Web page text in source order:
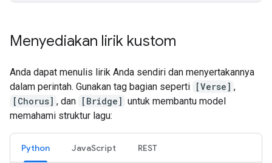
Menyediakan lirik kustom
Anda dapat menulis lirik Anda sendiri dan menyertakannya
dalam perintah. Gunakan tag bagian seperti [Verse] ,
[Chorus] , dan [Bridge] untuk membantu model
memahami struktur lagu:
Python JavaScript REST